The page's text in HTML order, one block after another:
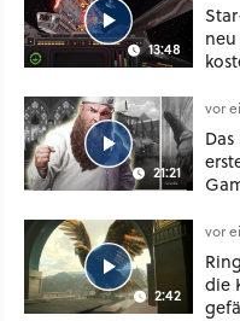
13:48
21:21
vor
2:42
vor
die